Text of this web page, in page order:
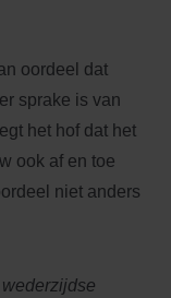
oordeel dat
sprake is van
het hof dat het
ook af en toe
niet anders